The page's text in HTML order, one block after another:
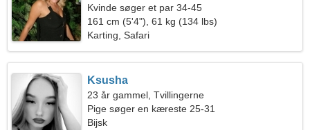
Kvinde søger et par 34-45
161 cm (5'4"), 61 kg (134 lbs)
Karting, Safari
Ksusha
23 år gammel, Tvillingerne
Pige søger en kæreste 25-31
Bijsk